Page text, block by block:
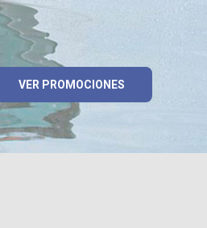
VER PROMOCIONES